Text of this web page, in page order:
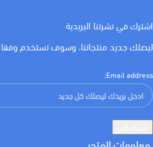
اشترك في نشرتنا البريدية
ليصلك جديد منتجاتنا، وسوف تستخدم وفقا
Email address: